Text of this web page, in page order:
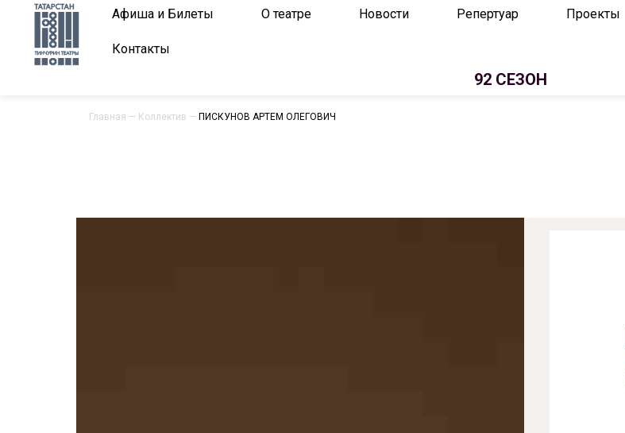
Афиша и Билеты О театре Новости Репертуар Проекты
Контакты
92 СЕЗОН
Главная — Коллектив — ПИСКУНОВ АРТЕМ ОЛЕГОВИЧ